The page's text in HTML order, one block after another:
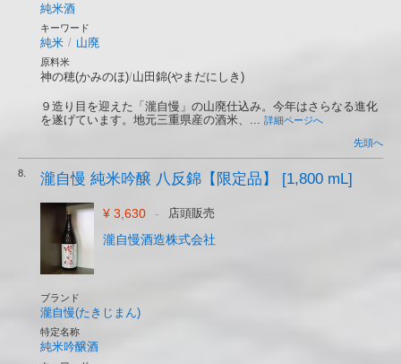
純米酒
キーワード
純米 / 山廃
原料米
神の穂(かみのほ)/山田錦(やまだにしき)
９造り目を迎えた「瀧自慢」の山廃仕込み。今年はさらなる進化
を遂げています。地元三重県産の酒米、... 詳細ページへ
先頭へ
8. 瀧自慢 純米吟醸 八反錦【限定品】 [1,800 mL]
¥ 3,630 - 店頭販売
瀧自慢酒造株式会社
ブランド
瀧自慢(たきじまん)
特定名称
純米吟醸酒